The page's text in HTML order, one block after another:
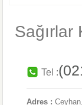
Sağırlar
Tel :
Adres : Ceyhan